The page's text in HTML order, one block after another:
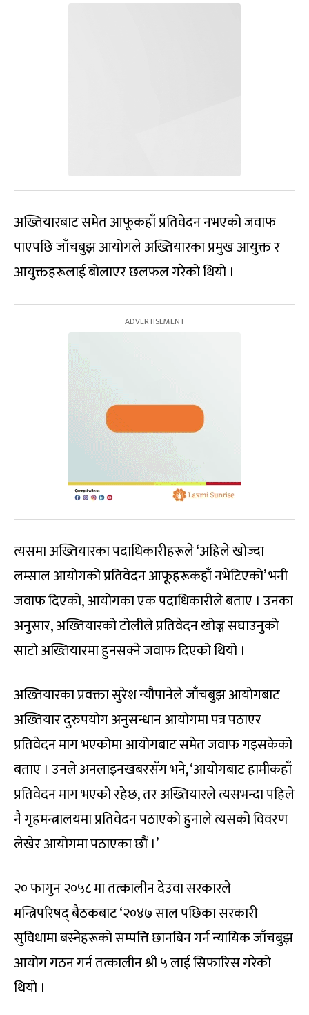
अख्तियारबाट समेत आफूकहाँ प्रतिवेदन नभएको जवाफ
पाएपछि जाँचबुझ आयोगले अख्तियारका प्रमुख आयुक्त र
आयुक्तहरूलाई बोलाएर छलफल गरेको थियो ।
त्यसमा अख्तियारका पदाधिकारीहरूले ‘अहिले खोज्दा
लम्साल आयोगको प्रतिवेदन आफूहरूकहाँ नभेटिएको’ भनी
जवाफ दिएको, आयोगका एक पदाधिकारीले बताए । उनका
अनुसार, अख्तियारको टोलीले प्रतिवेदन खोज्न सघाउनुको
साटो अख्तियारमा हुनसक्ने जवाफ दिएको थियो ।
अख्तियारका प्रवक्ता सुरेश न्यौपानेले जाँचबुझ आयोगबाट
अख्तियार दुरुपयोग अनुसन्धान आयोगमा पत्र पठाएर
प्रतिवेदन माग भएकोमा आयोगबाट समेत जवाफ गइसकेको
बताए । उनले अनलाइनखबरसँग भने, ‘आयोगबाट हामीकहाँ
प्रतिवेदन माग भएको रहेछ, तर अख्तियारले त्यसभन्दा पहिले
नै गृहमन्त्रालयमा प्रतिवेदन पठाएको हुनाले त्यसको विवरण
लेखेर आयोगमा पठाएका छौं ।’
२० फागुन २०५८ मा तत्कालीन देउवा सरकारले
मन्त्रिपरिषद् बैठकबाट ‘२०४७ साल पछिका सरकारी
सुविधामा बस्नेहरूको सम्पत्ति छानबिन गर्न न्यायिक जाँचबुझ
आयोग गठन गर्न तत्कालीन श्री ५ लाई सिफारिस गरेको
थियो ।